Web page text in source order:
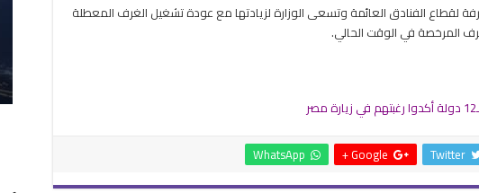
إلى وجود 15 ألف غرفة لقطاع الفنادق العائمة وتسعى الوزارة لزيادتها مع عودة تشغيل الغرف المعطلة
المرخصة في الوقت الحالي.
Twitter
Google +
WhatsApp